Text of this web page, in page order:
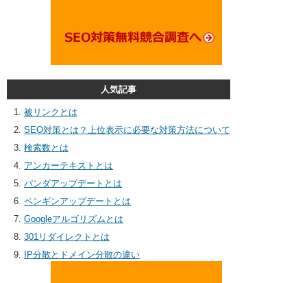
人気記事
被リンクとは
SEO対策とは？上位表示に必要な対策方法について
検索数とは
アンカーテキストとは
パンダアップデートとは
ペンギンアップデートとは
Googleアルゴリズムとは
301リダイレクトとは
IP分散とドメイン分散の違い